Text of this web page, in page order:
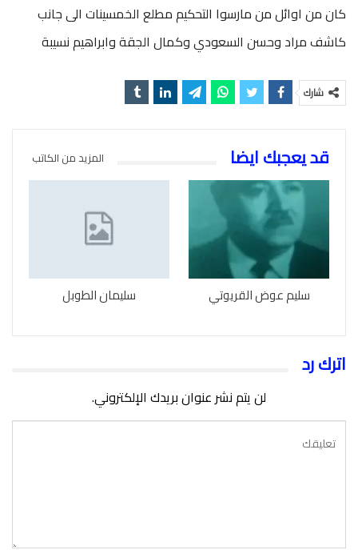
كان من اوائل من مارسوا التحكيم مطلع الخمسينات الى جانب
كاشف مراد وحسن السعودي وكمال الجقة وابراهيم نسيبة
شارك
قد يعجبك ايضا المزيد من الكاتب
سليم عوض القريوتي سليمان الطوبل
اترك رد
لن يتم نشر عنوان بريدك الإلكتروني.